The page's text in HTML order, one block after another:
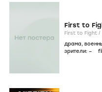
First to
First to Fight /
драма,
зрители: –